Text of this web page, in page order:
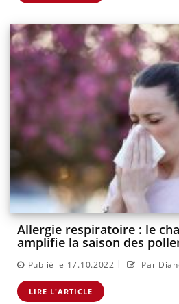
Allergie respiratoire : le
amplifie la saison des
Publié le 17.10.2022 | Par
LIRE L'ARTICLE